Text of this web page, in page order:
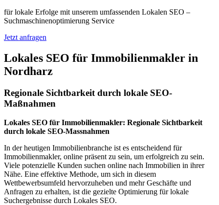
für lokale Erfolge mit unserem umfassenden Lokalen SEO –
Suchmaschinenoptimierung Service
Jetzt anfragen
Lokales SEO für Immobilienmakler in
Nordharz
Regionale Sichtbarkeit durch lokale SEO-
Maßnahmen
Lokales SEO für Immobilienmakler: Regionale Sichtbarkeit
durch lokale SEO-Massnahmen
In der heutigen Immobilienbranche ist es entscheidend für
Immobilienmakler, online präsent zu sein, um erfolgreich zu sein.
Viele potenzielle Kunden suchen online nach Immobilien in ihrer
Nähe. Eine effektive Methode, um sich in diesem
Wettbewerbsumfeld hervorzuheben und mehr Geschäfte und
Anfragen zu erhalten, ist die gezielte Optimierung für lokale
Suchergebnisse durch Lokales SEO.